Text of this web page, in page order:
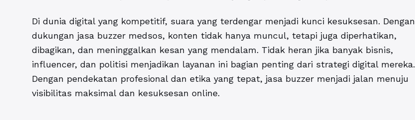
Di dunia digital yang kompetitif, suara yang terdengar menjadi kunci kesuksesan. Dengan
dukungan jasa buzzer medsos, konten tidak hanya muncul, tetapi juga diperhatikan,
dibagikan, dan meninggalkan kesan yang mendalam. Tidak heran jika banyak bisnis,
influencer, dan politisi menjadikan layanan ini bagian penting dari strategi digital mereka.
Dengan pendekatan profesional dan etika yang tepat, jasa buzzer menjadi jalan menuju
visibilitas maksimal dan kesuksesan online.